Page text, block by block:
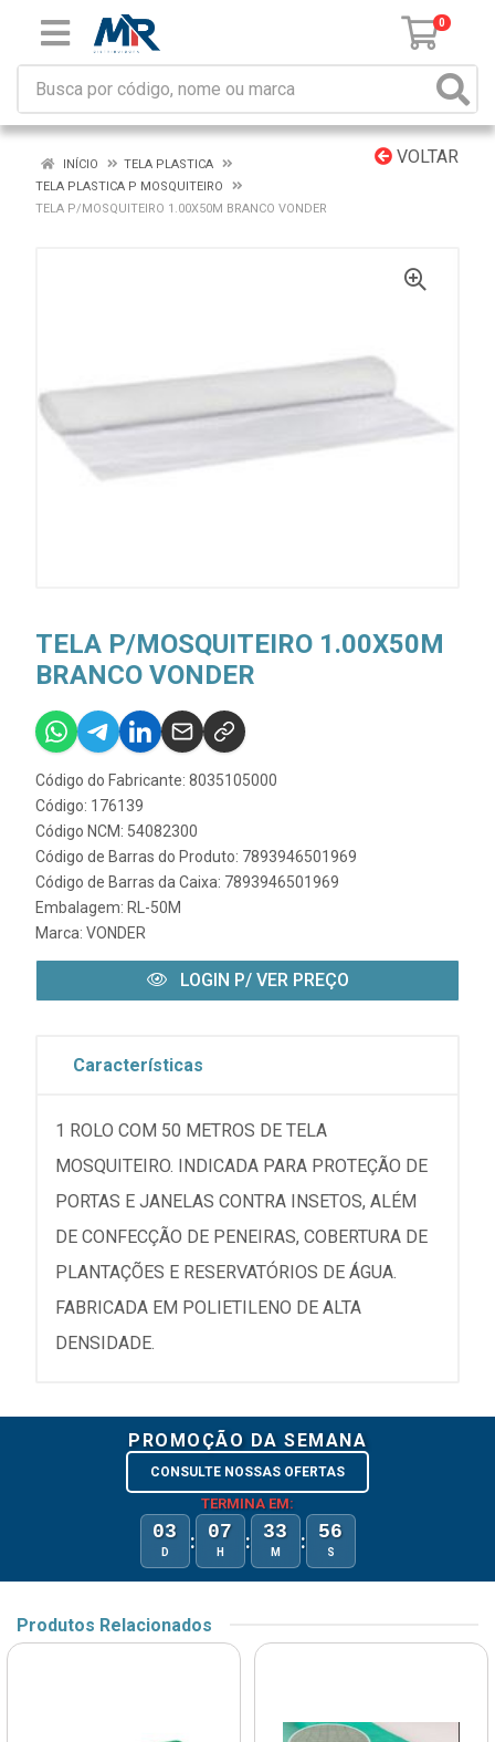
0
VOLTAR
INÍCIO
TELA PLASTICA
TELA PLASTICA P MOSQUITEIRO
TELA P/MOSQUITEIRO 1.00X50M BRANCO VONDER
TELA P/MOSQUITEIRO 1.00X50M
BRANCO VONDER
Código do Fabricante: 8035105000
Código: 176139
Código NCM: 54082300
Código de Barras do Produto: 7893946501969
Código de Barras da Caixa: 7893946501969
Embalagem: RL-50M
Marca: VONDER
LOGIN P/ VER PREÇO
Características
1 ROLO COM 50 METROS DE TELA
MOSQUITEIRO. INDICADA PARA PROTEÇÃO DE
PORTAS E JANELAS CONTRA INSETOS, ALÉM
DE CONFECÇÃO DE PENEIRAS, COBERTURA DE
PLANTAÇÕES E RESERVATÓRIOS DE ÁGUA.
FABRICADA EM POLIETILENO DE ALTA
DENSIDADE.
PROMOÇÃO DA SEMANA
CONSULTE NOSSAS OFERTAS
TERMINA EM:
03
D : 07
H : 33
M : 56
S
Produtos Relacionados